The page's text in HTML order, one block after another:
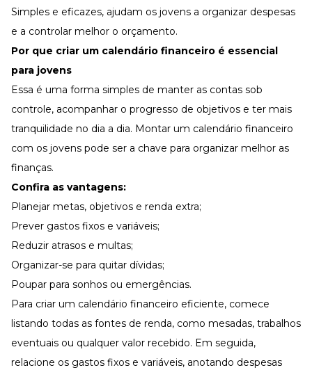
Simples e eficazes, ajudam os jovens a organizar despesas
e a controlar melhor o orçamento.
Por que criar um calendário financeiro é essencial
para jovens
Essa é uma forma simples de manter as contas sob
controle, acompanhar o progresso de objetivos e ter mais
tranquilidade no dia a dia. Montar um calendário financeiro
com os jovens pode ser a chave para organizar melhor as
finanças.
Confira as vantagens:
Planejar metas, objetivos e renda extra;
Prever gastos fixos e variáveis;
Reduzir atrasos e multas;
Organizar-se para quitar dívidas;
Poupar para sonhos ou emergências.
Para criar um calendário financeiro eficiente, comece
listando todas as fontes de renda, como mesadas, trabalhos
eventuais ou qualquer valor recebido. Em seguida,
relacione os gastos fixos e variáveis, anotando despesas